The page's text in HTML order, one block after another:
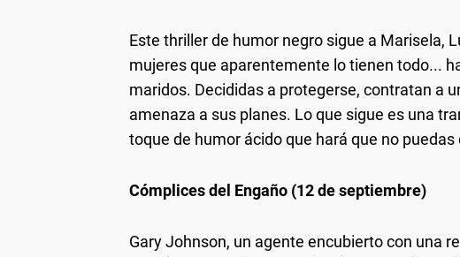
Este thriller de humor negro sigue a Marisela,
mujeres que aparentemente lo tienen todo...
maridos. Decididas a protegerse, contratan a
amenaza a sus planes. Lo que sigue es una
toque de humor ácido que hará que no
Cómplices del Engaño (12 de septiembre)
Gary Johnson, un agente encubierto con una